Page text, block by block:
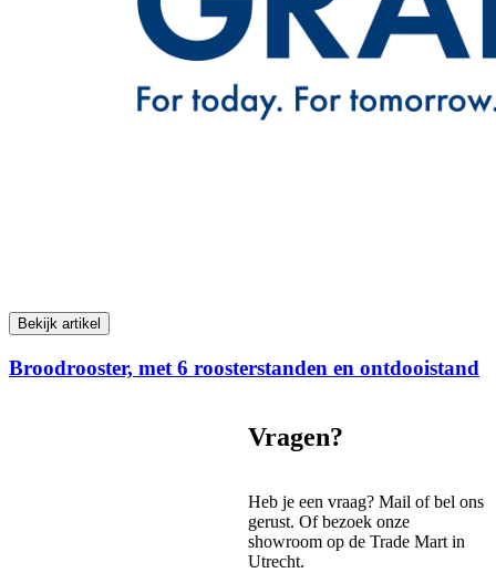
Bekijk artikel
Broodrooster, met 6 roosterstanden en ontdooistand
Vragen?
Heb je een vraag? Mail of bel ons
gerust. Of bezoek onze
showroom op de Trade Mart in
Utrecht.